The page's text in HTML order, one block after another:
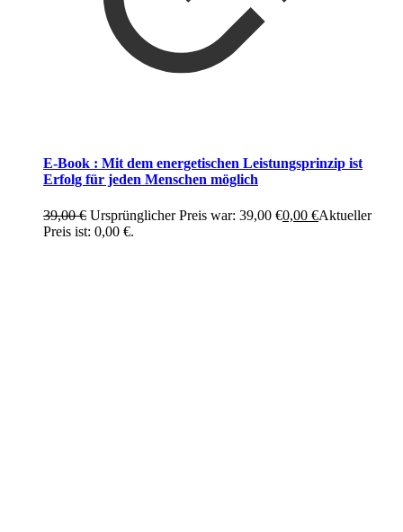
E-Book : Mit dem energetischen Leistungsprinzip ist
Erfolg für jeden Menschen möglich
39,00€ Ursprünglicher Preis war: 39,00 €0,00 €Aktueller
Preis ist: 0,00 €.